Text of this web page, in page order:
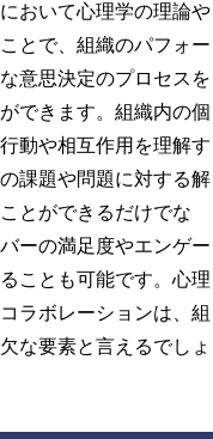
おいて心理学の理論や
とで、組織のパフォー
意思決定のプロセスを
できます。組織内の個
動や相互作用を理解す
課題や問題に対する解
とができるだけでな
ーの満足度やエンゲー
ことも可能です。心理
ラボレーションは、組
な要素と言えるでしょ